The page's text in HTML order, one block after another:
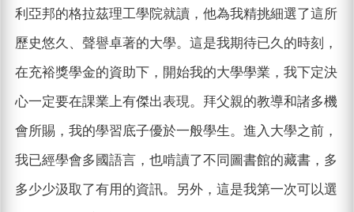
利亞邦的格拉茲理工學院就讀，他為我精挑細選了這所
歷史悠久、聲譽卓著的大學。這是我期待已久的時刻，
在充裕獎學金的資助下，開始我的大學學業，我下定決
心一定要在課業上有傑出表現。拜父親的教導和諸多機
會所賜，我的學習底子優於一般學生。進入大學之前，
我已經學會多國語言，也啃讀了不同圖書館的藏書，多
多少少汲取了有用的資訊。另外，這是我第一次可以選